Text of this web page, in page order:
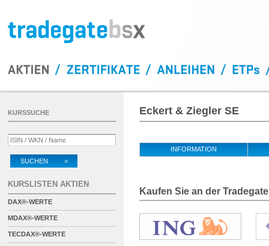
Eckert & Ziegler SE
INFORMATION
Kaufen Sie an der
KURSSUCHE
SUCHEN >
KURSLISTEN AKTIEN
DAX®-WERTE
MDAX®-WERTE
TECDAX®-WERTE